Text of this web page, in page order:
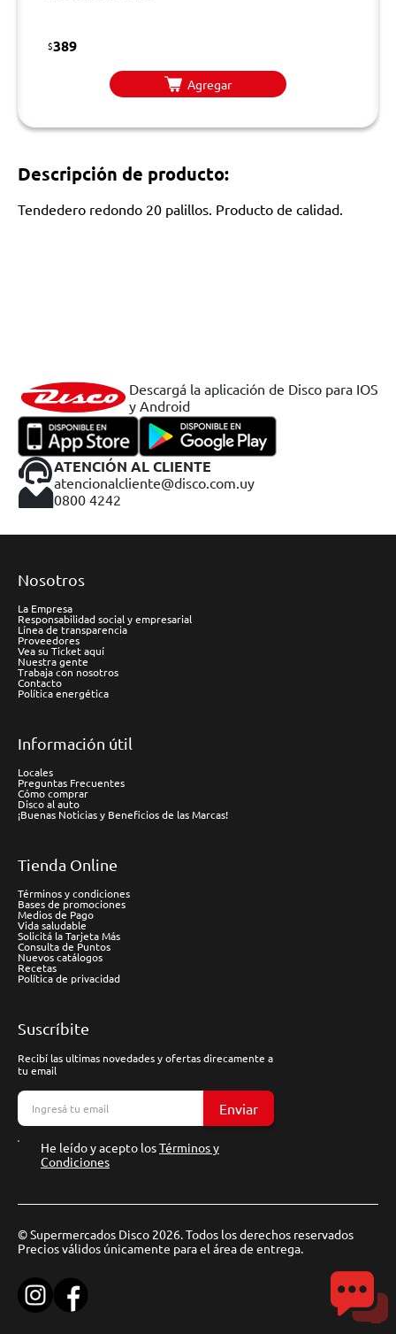
$389
Agregar
Descripción de producto:
Tendedero redondo 20 palillos. Producto de calidad.
Descargá la aplicación de Disco para IOS
y Android
ATENCIÓN AL CLIENTE
atencionalcliente@disco.com.uy
0800 4242
Nosotros
La Empresa
Responsabilidad social y empresarial
Línea de transparencia
Proveedores
Vea su Ticket aquí
Nuestra gente
Trabaja con nosotros
Contacto
Política energética
Información útil
Locales
Preguntas Frecuentes
Cómo comprar
Disco al auto
¡Buenas Noticias y Beneficios de las Marcas!
Tienda Online
Términos y condiciones
Bases de promociones
Medios de Pago
Vida saludable
Solicitá la Tarjeta Más
Consulta de Puntos
Nuevos catálogos
Recetas
Política de privacidad
Suscríbite
Recibí las ultimas novedades y ofertas direcamente a
tu email
Enviar
He leído y acepto losTérminos y
Condiciones
© Supermercados Disco 2026. Todos los derechos reservados
Precios válidos únicamente para el área de entrega.